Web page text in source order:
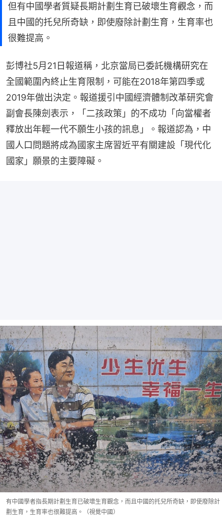
但有中國學者質疑長期計劃生育已破壞生育觀念，而
且中國的托兒所奇缺，即使廢除計劃生育，生育率也
很難提高。
彭博社5月21日報道稱，北京當局已委託機構研究在
全國範圍內終止生育限制，可能在2018年第四季或
2019年做出決定。報道援引中國經濟體制改革研究會
副會長陳劍表示，「二孩政策」的不成功「向當權者
釋放出年輕一代不願生小孩的訊息」。報道認為，中
國人口問題將成為國家主席習近平有關建設「現代化
國家」願景的主要障礙。
有中國學者指長期計劃生育已破壞生育觀念，而且中國的托兒所奇缺，即使廢除計
劃生育，生育率也很難提高。（視覺中國）